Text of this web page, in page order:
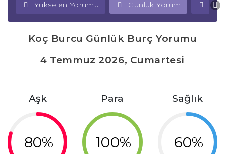
Yükselen Yorumu Günlük Yorum
Koç Burcu Günlük Burç Yorumu
4 Temmuz 2026, Cumartesi
Aşk
80%
Para
100%
Sağlık
60%